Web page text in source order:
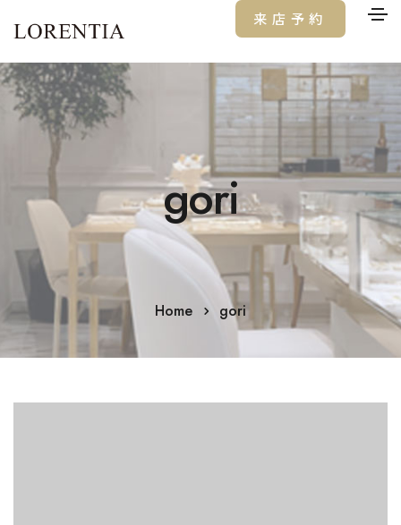
来店予約
gori
Home gori